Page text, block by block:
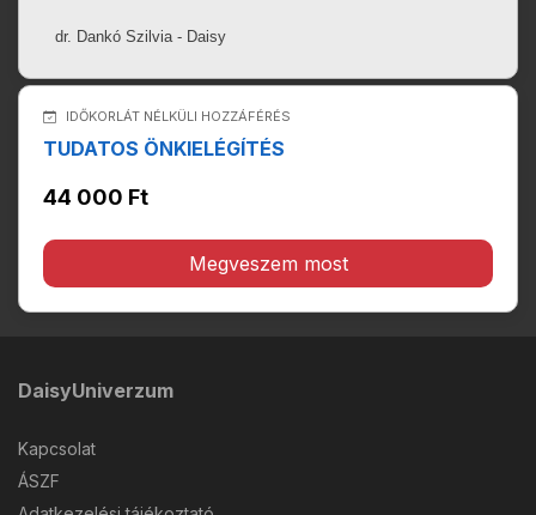
dr. Dankó Szilvia - Daisy
IDŐKORLÁT NÉLKÜLI HOZZÁFÉRÉS
TUDATOS ÖNKIELÉGÍTÉS
44 000 Ft
Megveszem most
DaisyUniverzum
Kapcsolat
ÁSZF